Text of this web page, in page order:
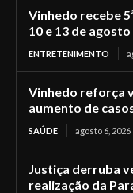
Vinhedo recebe
10 e 13 de agosto
ENTRETENIMENTO
Vinhedo reforça
aumento de
SAÚDE agosto 6, 2026
Justiça derruba
realização da